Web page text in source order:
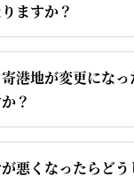
ますか？
港地が変更にな
？
悪くなったらどう